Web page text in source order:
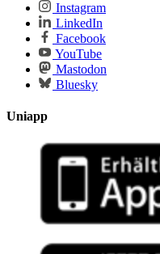
Instagram
LinkedIn
Facebook
YouTube
Mastodon
Bluesky
Uniapp